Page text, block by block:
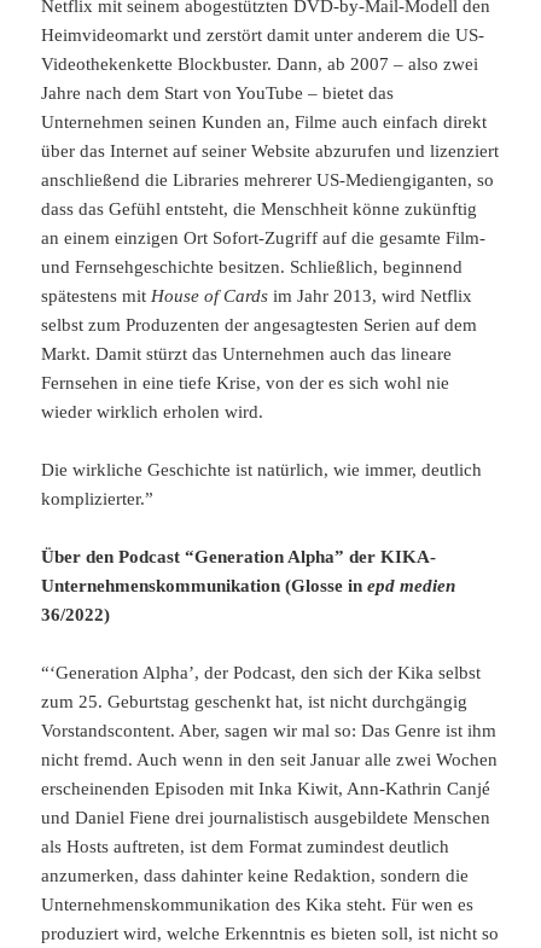
Netflix mit seinem abogestützten DVD-by-Mail-Modell den
Heimvideomarkt und zerstört damit unter anderem die US-
Videothekenkette Blockbuster. Dann, ab 2007 – also zwei
Jahre nach dem Start von YouTube – bietet das
Unternehmen seinen Kunden an, Filme auch einfach direkt
über das Internet auf seiner Website abzurufen und lizenziert
anschließend die Libraries mehrerer US-Mediengiganten, so
dass das Gefühl entsteht, die Menschheit könne zukünftig
an einem einzigen Ort Sofort-Zugriff auf die gesamte Film-
und Fernsehgeschichte besitzen. Schließlich, beginnend
spätestens mitHouse of Cards im Jahr 2013, wird Netflix
selbst zum Produzenten der angesagtesten Serien auf dem
Markt. Damit stürzt das Unternehmen auch das lineare
Fernsehen in eine tiefe Krise, von der es sich wohl nie
wieder wirklich erholen wird.
Die wirkliche Geschichte ist natürlich, wie immer, deutlich
komplizierter.”
Über den Podcast “Generation Alpha” der KIKA-
Unternehmenskommunikation (Glosse inepd medien
36/2022)
“‘Generation Alpha’, der Podcast, den sich der Kika selbst
zum 25. Geburtstag geschenkt hat, ist nicht durchgängig
Vorstandscontent. Aber, sagen wir mal so: Das Genre ist ihm
nicht fremd. Auch wenn in den seit Januar alle zwei Wochen
erscheinenden Episoden mit Inka Kiwit, Ann-Kathrin Canjé
und Daniel Fiene drei journalistisch ausgebildete Menschen
als Hosts auftreten, ist dem Format zumindest deutlich
anzumerken, dass dahinter keine Redaktion, sondern die
Unternehmenskommunikation des Kika steht. Für wen es
produziert wird, welche Erkenntnis es bieten soll, ist nicht so